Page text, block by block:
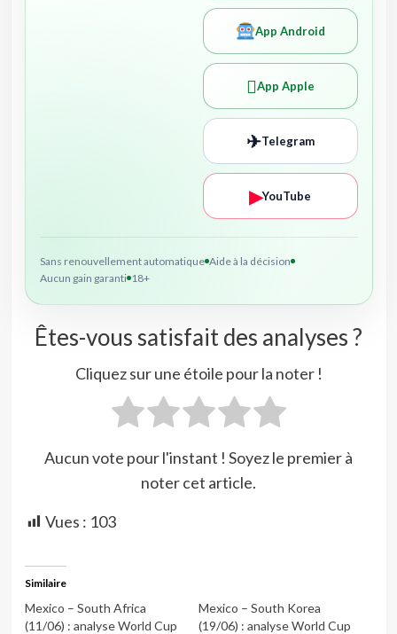
App Android
App Apple
✈Telegram
▶YouTube
Sans renouvellement automatique Aide à la décision
Aucun gain garanti 18+
Êtes-vous satisfait des analyses ?
Cliquez sur une étoile pour la noter !
Aucun vote pour l'instant ! Soyez le premier à
noter cet article.
Vues : 103
Similaire
Mexico – South Africa
(11/06) : analyse World Cup
Mexico – South Korea
(19/06) : analyse World Cup